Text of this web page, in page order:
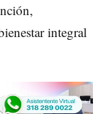
integral